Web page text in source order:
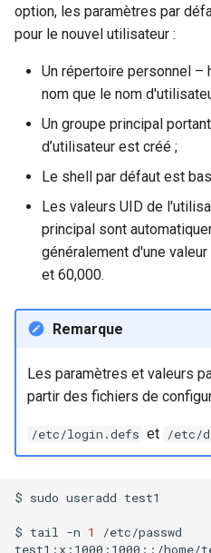
option, les paramètres par
pour le nouvel utilisateur :
Un répertoire personnel –
nom que le nom
Un groupe principal
d’utilisateur est créé ;
Le shell par défaut est
Les valeurs UID de
principal sont
généralement d'une
et 60,000.
Remarque
Les paramètres et valeurs
partir des fichiers de
/etc/login.defs et /etc/
$ sudo useradd test1
$ tail -n 1
/etc/passwd
test1:x:1000:1000::/home/